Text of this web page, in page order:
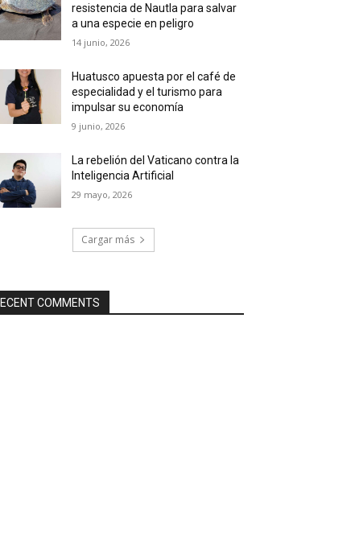
resistencia de Nautla para salvar
a una especie en peligro
14 junio, 2026
Huatusco apuesta por el café de
especialidad y el turismo para
impulsar su economía
9 junio, 2026
La rebelión del Vaticano contra la
Inteligencia Artificial
29 mayo, 2026
Cargar más
COMMENTS